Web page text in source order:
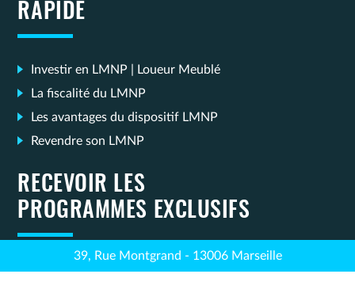
RAPIDE
Investir en LMNP | Loueur Meublé
La fiscalité du LMNP
Les avantages du dispositif LMNP
Revendre son LMNP
RECEVOIR LES
PROGRAMMES EXCLUSIFS
39, Rue Montgrand - 13006 Marseille